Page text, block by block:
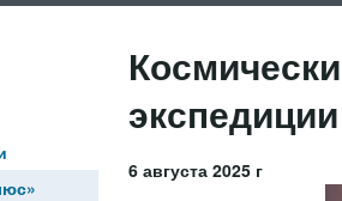
6 августа 2025 г